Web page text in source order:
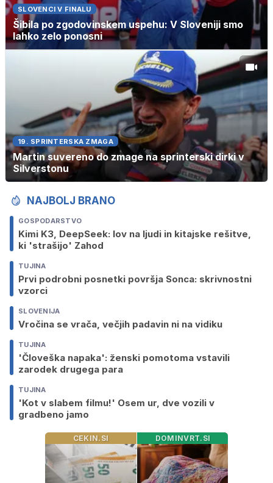
SLOVENCI V FINALU
Šibila po zgodovinskem uspehu: V Sloveniji smo
lahko zelo ponosni
19. SPRINTERSKA ZMAGA
Martin suvereno do zmage na sprinterski dirki v
Silverstonu
NAJBOLJ BRANO
GOSPODARSTVO
Kimi K3, DeepSeek: lov na ljudi in kitajske rešitve,
ki 'strašijo' Zahod
TUJINA
Prvi podrobni posnetki površja Sonca: skrivnostni
vzorci
SLOVENIJA
Vročina se vrača, večjih padavin ni na vidiku
TUJINA
'Človeška napaka': ženski pomotoma vstavili
zarodek drugega para
TUJINA
'Kot v slabem filmu!' Osem ur, dve vozili v
gradbeno jamo
CEKIN.SI DOMINVRT.SI